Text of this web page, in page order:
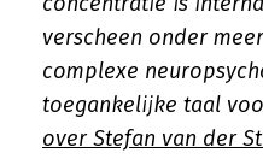
verscheen onder
complexe
toegankelijke taal
over Stefan van der